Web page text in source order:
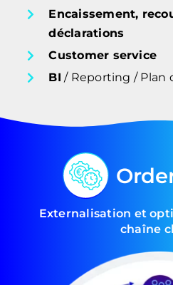
Encaissement,
déclarations
Customer service
BI / Reporting / Plan
Externalisation et
chaîne